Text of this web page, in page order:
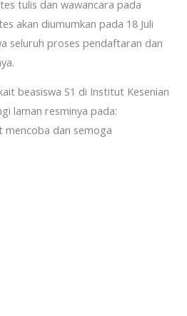
tulis dan wawancara pada
akan diumumkan pada 18 Juli
seluruh proses pendaftaran dan
beasiswa S1 di Institut Kesenian
laman resminya pada:
mencoba dan semoga